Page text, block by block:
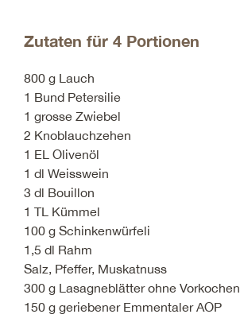
Zutaten für 4 Portionen
800 g Lauch
1 Bund Petersilie
1 grosse Zwiebel
2 Knoblauchzehen
1 EL Olivenöl
1 dl Weisswein
3 dl Bouillon
1 TL Kümmel
100 g Schinkenwürfeli
1,5 dl Rahm
Salz, Pfeffer, Muskatnuss
300 g Lasagneblätter ohne Vorkochen
150 g geriebener Emmentaler AOP